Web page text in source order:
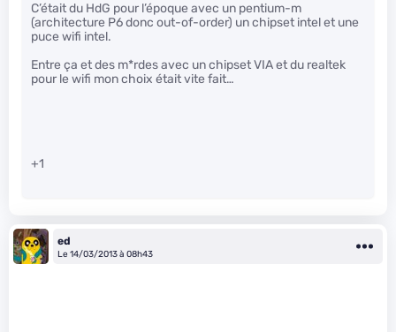
C’était du HdG pour l’époque avec un pentium-m
(architecture P6 donc out-of-order) un chipset intel et une
puce wifi intel.
Entre ça et des m*rdes avec un chipset VIA et du realtek
pour le wifi mon choix était vite fait…
+1
ed
Le 14/03/2013 à 08h43